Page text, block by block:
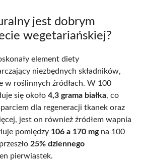
jest dobrym
wegetariańskiej?
element diety
niezbędnych składników,
w roślinnych źródłach. W 100
się około 4,3 grama białka, co
dla regeneracji tkanek oraz
jest on również źródłem wapnia
pomiędzy 106 a 170 mgna 100
25% dziennego
pierwiastek.